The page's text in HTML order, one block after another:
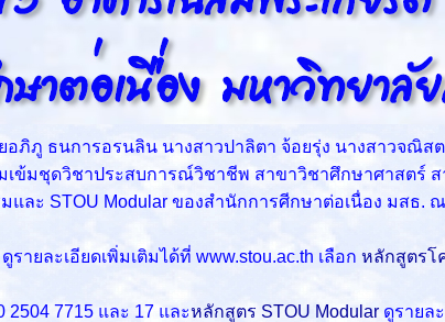
ภิภู ธนการอรนลิน นางสาวปาลิตา จ้อยรุ่ง นางสาวจณิ
ข้มชุดวิชาประสบการณ์วิชาชีพ สาขาวิชาศึกษาศาสตร์
ละ STOU Modular ของสำนักการศีกษาต่อเนื่อง มสธ.
ละเอียดเพิ่มเติมได้ที่ www.stou.ac.th เลือก หลักสูตรโ
2504 7715 และ 17 และหลักสูตร STOU Modular ดูรายล